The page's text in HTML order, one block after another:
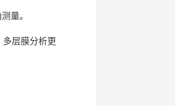
量。
层膜分析更